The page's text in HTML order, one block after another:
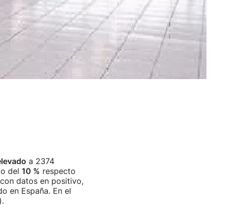
a 2374
del 10 % respecto
datos en positivo,
en España. En el